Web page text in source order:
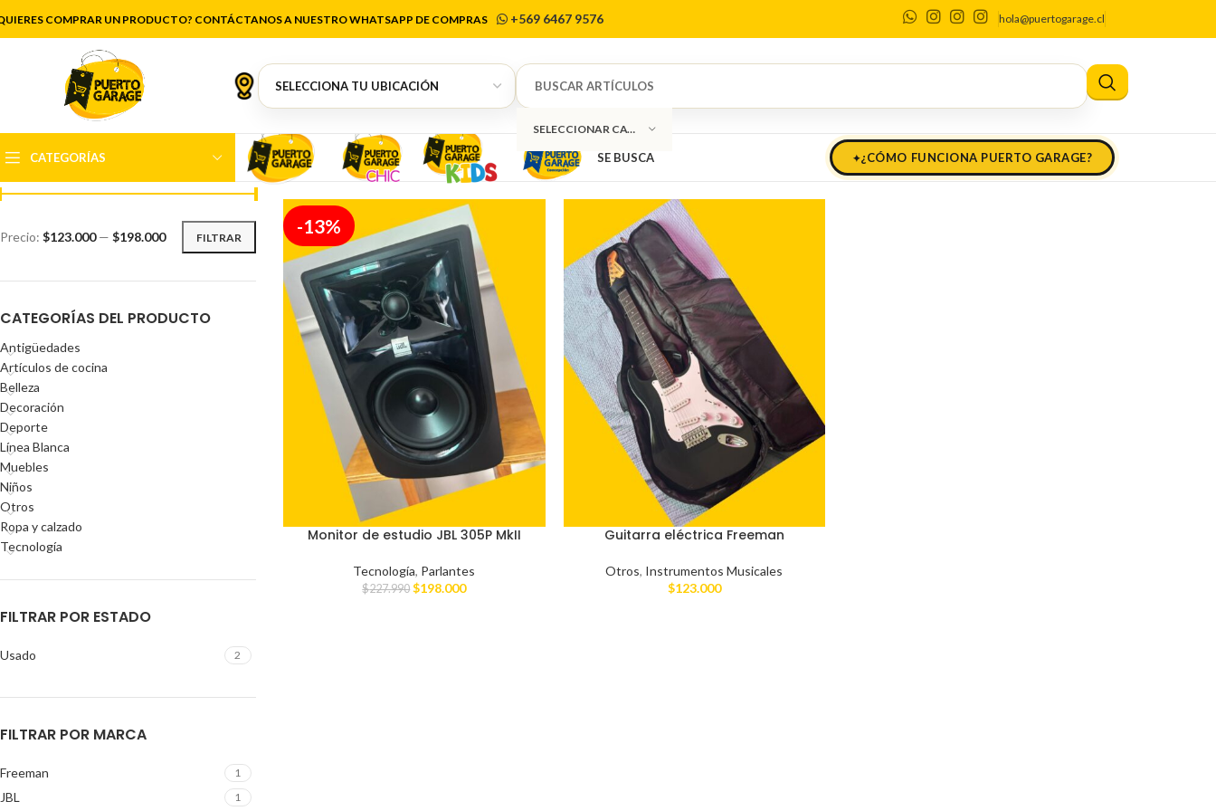
COMPRAR UN PRODUCTO? CONTÁCTANOS A NUESTRO WHATSAPP DE COMPRAS +569 6467 9576 hola@puertogarage.cl
SELECCIONAR CATEGORÍA
CATEGORÍAS SE BUSCA ¿CÓMO FUNCIONA PUERTO GARAGE?
cercano al hospital. 📦 Envío a todo
Chile
FILTRAR POR PRECIO
FILTRAR
Precio: $123.000— $198.000
CATEGORÍAS DEL PRODUCTO
Antigüedades
Artículos de cocina
Belleza
Decoración
Deporte
Línea Blanca
Muebles
Niños
Otros
Ropa y calzado
Tecnología
FILTRAR POR ESTADO
Usado 2
FILTRAR POR MARCA
Freeman 1
JBL 1
-13%
Monitor de estudio JBL 305P MkII
Tecnología, Parlantes
$227.990 $198.000
Guitarra eléctrica Freeman
Otros, Instrumentos Musicales
$123.000